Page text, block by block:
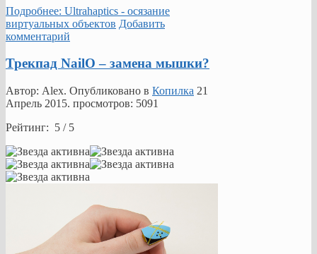
Подробнее: Ultrahaptics - осязание
виртуальных объектов Добавить
комментарий
Трекпад NailO – замена мышки?
Автор: Alex. Опубликовано в Копилка 21
Апрель 2015. просмотров: 5091
Рейтинг: 5 / 5